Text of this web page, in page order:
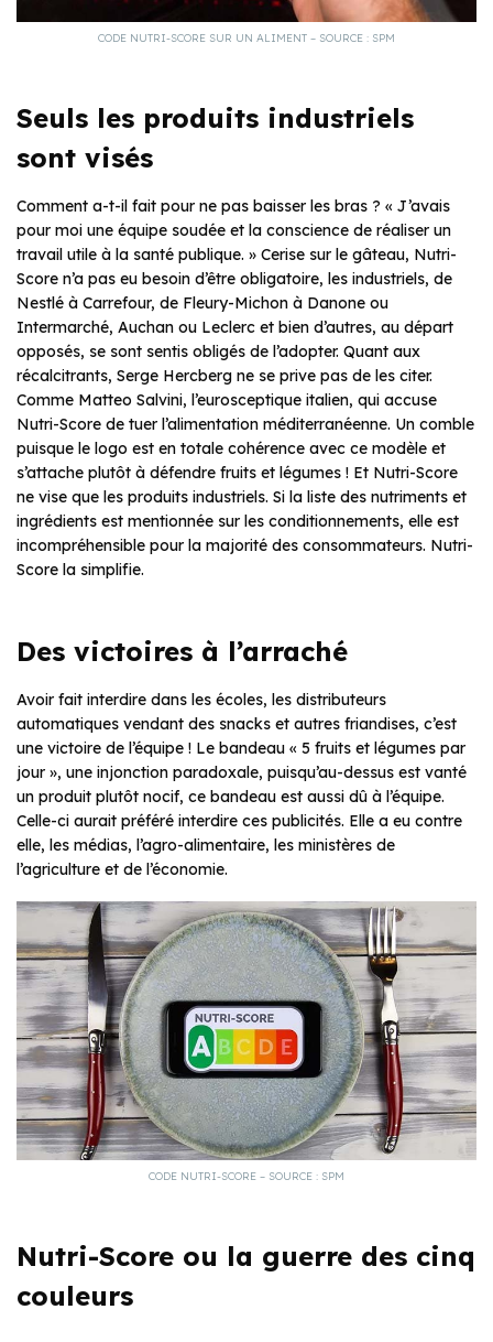
CODE NUTRI-SCORE SUR UN ALIMENT – SOURCE : SPM
Seuls les produits industriels
sont visés
Comment a-t-il fait pour ne pas baisser les bras ? « J’avais
pour moi une équipe soudée et la conscience de réaliser un
travail utile à la santé publique. » Cerise sur le gâteau, Nutri-
Score n’a pas eu besoin d’être obligatoire, les industriels, de
Nestlé à Carrefour, de Fleury-Michon à Danone ou
Intermarché, Auchan ou Leclerc et bien d’autres, au départ
opposés, se sont sentis obligés de l’adopter. Quant aux
récalcitrants, Serge Hercberg ne se prive pas de les citer.
Comme Matteo Salvini, l’eurosceptique italien, qui accuse
Nutri-Score de tuer l’alimentation méditerranéenne. Un comble
puisque le logo est en totale cohérence avec ce modèle et
s’attache plutôt à défendre fruits et légumes ! Et Nutri-Score
ne vise que les produits industriels. Si la liste des nutriments et
ingrédients est mentionnée sur les conditionnements, elle est
incompréhensible pour la majorité des consommateurs. Nutri-
Score la simplifie.
Des victoires à l’arraché
Avoir fait interdire dans les écoles, les distributeurs
automatiques vendant des snacks et autres friandises, c’est
une victoire de l’équipe ! Le bandeau « 5 fruits et légumes par
jour », une injonction paradoxale, puisqu’au-dessus est vanté
un produit plutôt nocif, ce bandeau est aussi dû à l’équipe.
Celle-ci aurait préféré interdire ces publicités. Elle a eu contre
elle, les médias, l’agro-alimentaire, les ministères de
l’agriculture et de l’économie.
CODE NUTRI-SCORE – SOURCE : SPM
Nutri-Score ou la guerre des cinq
couleurs